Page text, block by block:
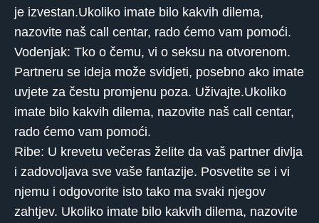
je izvestan.Ukoliko imate bilo kakvih dilema,
nazovite naš call centar, rado ćemo vam pomoći.
Vodenjak: Tko o čemu, vi o seksu na otvorenom.
Partneru se ideja može svidjeti, posebno ako imate
uvjete za čestu promjenu poza. Uživajte.Ukoliko
imate bilo kakvih dilema, nazovite naš call centar,
rado ćemo vam pomoći.
Ribe: U krevetu večeras želite da vaš partner divlja
i zadovoljava sve vaše fantazije. Posvetite se i vi
njemu i odgovorite isto tako ma svaki njegov
zahtjev. Ukoliko imate bilo kakvih dilema, nazovite